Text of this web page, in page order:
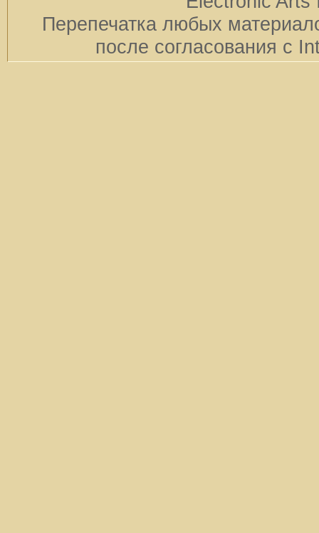
Перепечатка любых
после согласования с